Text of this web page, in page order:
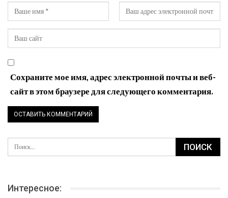
Сохраните мое имя, адрес электронной почты и веб-
сайт в этом браузере для следующего комментария.
Интересное: